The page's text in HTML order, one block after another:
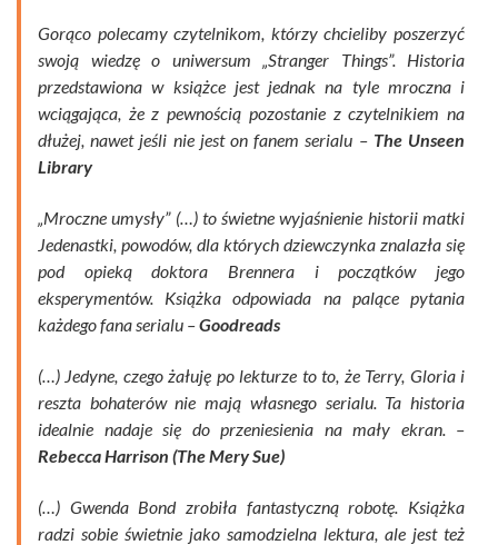
Gorąco polecamy czytelnikom, którzy chcieliby poszerzyć
swoją wiedzę o uniwersum „Stranger Things”. Historia
przedstawiona w książce jest jednak na tyle mroczna i
wciągająca, że z pewnością pozostanie z czytelnikiem na
dłużej, nawet jeśli nie jest on fanem serialu – The Unseen
Library
„Mroczne umysły” (…) to świetne wyjaśnienie historii matki
Jedenastki, powodów, dla których dziewczynka znalazła się
pod opieką doktora Brennera i początków jego
eksperymentów. Książka odpowiada na palące pytania
każdego fana serialu –Goodreads
(…) Jedyne, czego żałuję po lekturze to to, że Terry, Gloria i
reszta bohaterów nie mają własnego serialu. Ta historia
idealnie nadaje się do przeniesienia na mały ekran. –
Rebecca Harrison (The Mery Sue)
(…) Gwenda Bond zrobiła fantastyczną robotę. Książka
radzi sobie świetnie jako samodzielna lektura, ale jest też